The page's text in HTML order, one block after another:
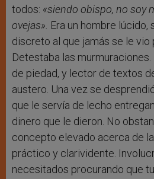
todos: «siendo obispo, no soy
ovejas». Era un hombre
discreto al que jamás se le vio
Detestaba las
de piedad, y lector de textos
austero. Una vez se
que le servía de lecho
dinero que le dieron. No
concepto elevado acerca de
práctico y clarividente.
necesitados procurando que